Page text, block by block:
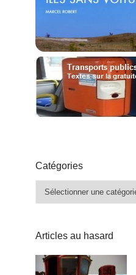
Catégories
Catégories
Articles au hasard